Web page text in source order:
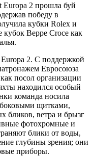
Europa 2 прошла буй
победу в
кубки Rolex и
кубок Beppe Croce как
2. С поддержкой
Евросоюза
посол организации
находился особый
команда носила
щитками,
бликов, ветра и брызг
фотохромные и
блики от воды,
глубины зрения; они
приборы.